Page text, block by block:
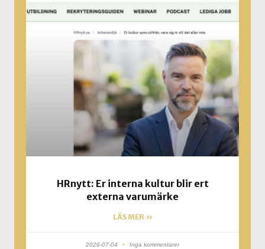
HRnytt: Er interna kultur blir ert
externa varumärke
LÄS MER »
2026-07-04 Inga kommentarer